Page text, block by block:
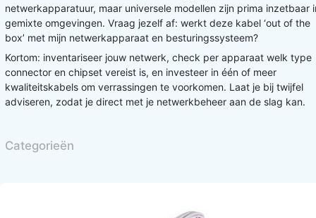
netwerkapparatuur, maar universele modellen zijn prima inzetbaar
gemixte omgevingen. Vraag jezelf af: werkt deze kabel ‘out of the
box’ met mijn netwerkapparaat en besturingssysteem?
Kortom: inventariseer jouw netwerk, check per apparaat welk type
connector en chipset vereist is, en investeer in één of meer
kwaliteitskabels om verrassingen te voorkomen. Laat je bij twijfel
adviseren, zodat je direct met je netwerkbeheer aan de slag kan.
Categorieën